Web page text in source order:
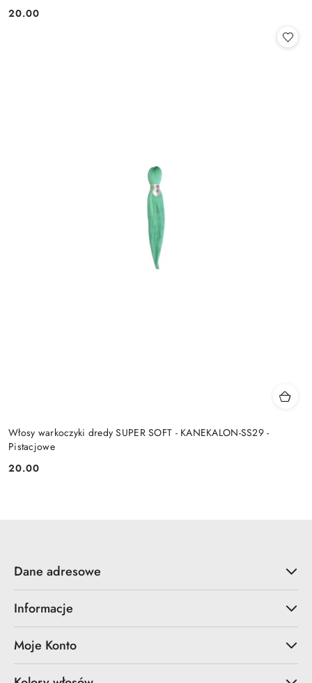
Cena:
20.00
Włosy warkoczyki dredy SUPER SOFT - KANEKALON-SS29 -
Pistacjowe
Cena:
20.00
Dane adresowe
Informacje
Moje Konto